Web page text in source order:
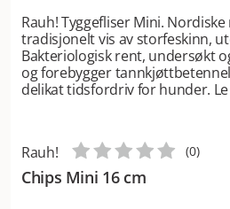
Rauh! Tyggefliser Mini.
tradisjonelt vis av storfeskinn,
Bakteriologisk rent, undersøkt
og forebygger
delikat tidsfordriv for hunder. Le
Rauh!
Chips Mini 16 cm
(0)